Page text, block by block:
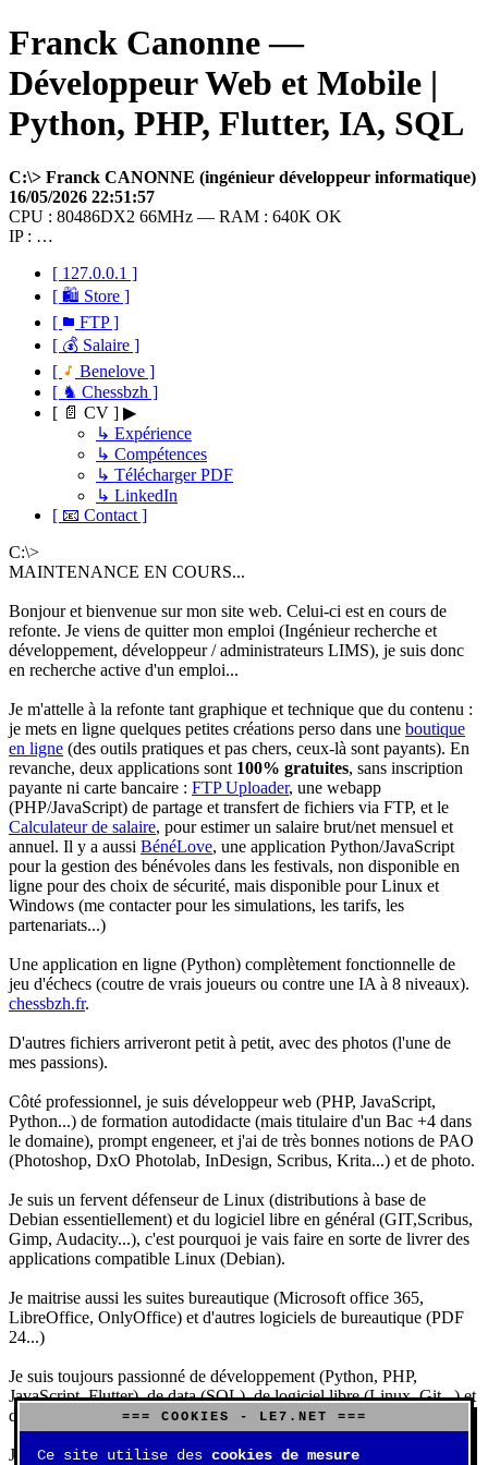
Franck Canonne —
Développeur Web et Mobile |
Python, PHP, Flutter, IA, SQL
C:\> Franck CANONNE (ingénieur développeur informatique)
16/05/2026 22:51:57
CPU : 80486DX2 66MHz — RAM : 640K OK
IP : …
[ 127.0.0.1 ]
[ 🛍 Store ]
[
FTP ]
[ 💰 Salaire ]
[
Benelove ]
[ ♞ Chessbzh ]
[ 📄 CV ] ▶
↳ Expérience
↳ Compétences
↳ Télécharger PDF
↳ LinkedIn
[ 📧 Contact ]
C:\>
MAINTENANCE EN COURS...
Bonjour et bienvenue sur mon site web. Celui-ci est en cours de
refonte. Je viens de quitter mon emploi (Ingénieur recherche et
développement, développeur / administrateurs LIMS), je suis donc
en recherche active d'un emploi...
Je m'attelle à la refonte tant graphique et technique que du contenu :
je mets en ligne quelques petites créations perso dans une boutique
en ligne (des outils pratiques et pas chers, ceux-là sont payants). En
revanche, deux applications sont 100% gratuites, sans inscription
payante ni carte bancaire : FTP Uploader, une webapp
(PHP/JavaScript) de partage et transfert de fichiers via FTP, et le
Calculateur de salaire, pour estimer un salaire brut/net mensuel et
annuel. Il y a aussi BénéLove, une application Python/JavaScript
pour la gestion des bénévoles dans les festivals, non disponible en
ligne pour des choix de sécurité, mais disponible pour Linux et
Windows (me contacter pour les simulations, les tarifs, les
partenariats...)
Une application en ligne (Python) complètement fonctionnelle de
jeu d'échecs (coutre de vrais joueurs ou contre une IA à 8 niveaux).
chessbzh.fr.
D'autres fichiers arriveront petit à petit, avec des photos (l'une de
mes passions).
Côté professionnel, je suis développeur web (PHP, JavaScript,
Python...) de formation autodidacte (mais titulaire d'un Bac +4 dans
le domaine), prompt engeneer, et j'ai de très bonnes notions de PAO
(Photoshop, DxO Photolab, InDesign, Scribus, Krita...) et de photo.
Je suis un fervent défenseur de Linux (distributions à base de
Debian essentiellement) et du logiciel libre en général (GIT,Scribus,
Gimp, Audacity...), c'est pourquoi je vais faire en sorte de livrer des
applications compatible Linux (Debian).
Je maitrise aussi les suites bureautique (Microsoft office 365,
LibreOffice, OnlyOffice) et d'autres logiciels de bureautique (PDF
24...)
Je suis toujours passionné de développement (Python, PHP,
JavaScript, Flutter), de data (SQL), de logiciel libre (Linux, Git...) et
d'IA (principalement Claude et DeepSeek).
J'aime jouer, surtout aux jeux de sociétés (Risk, Uno, Scrabble...),
=== COOKIES - LE7.NET ===
Ce site utilise des cookies de mesure